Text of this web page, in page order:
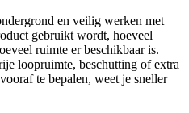
en veilig werken met
gebruikt wordt, hoeveel
ruimte er beschikbaar is.
loopruimte, beschutting of extra
te bepalen, weet je sneller